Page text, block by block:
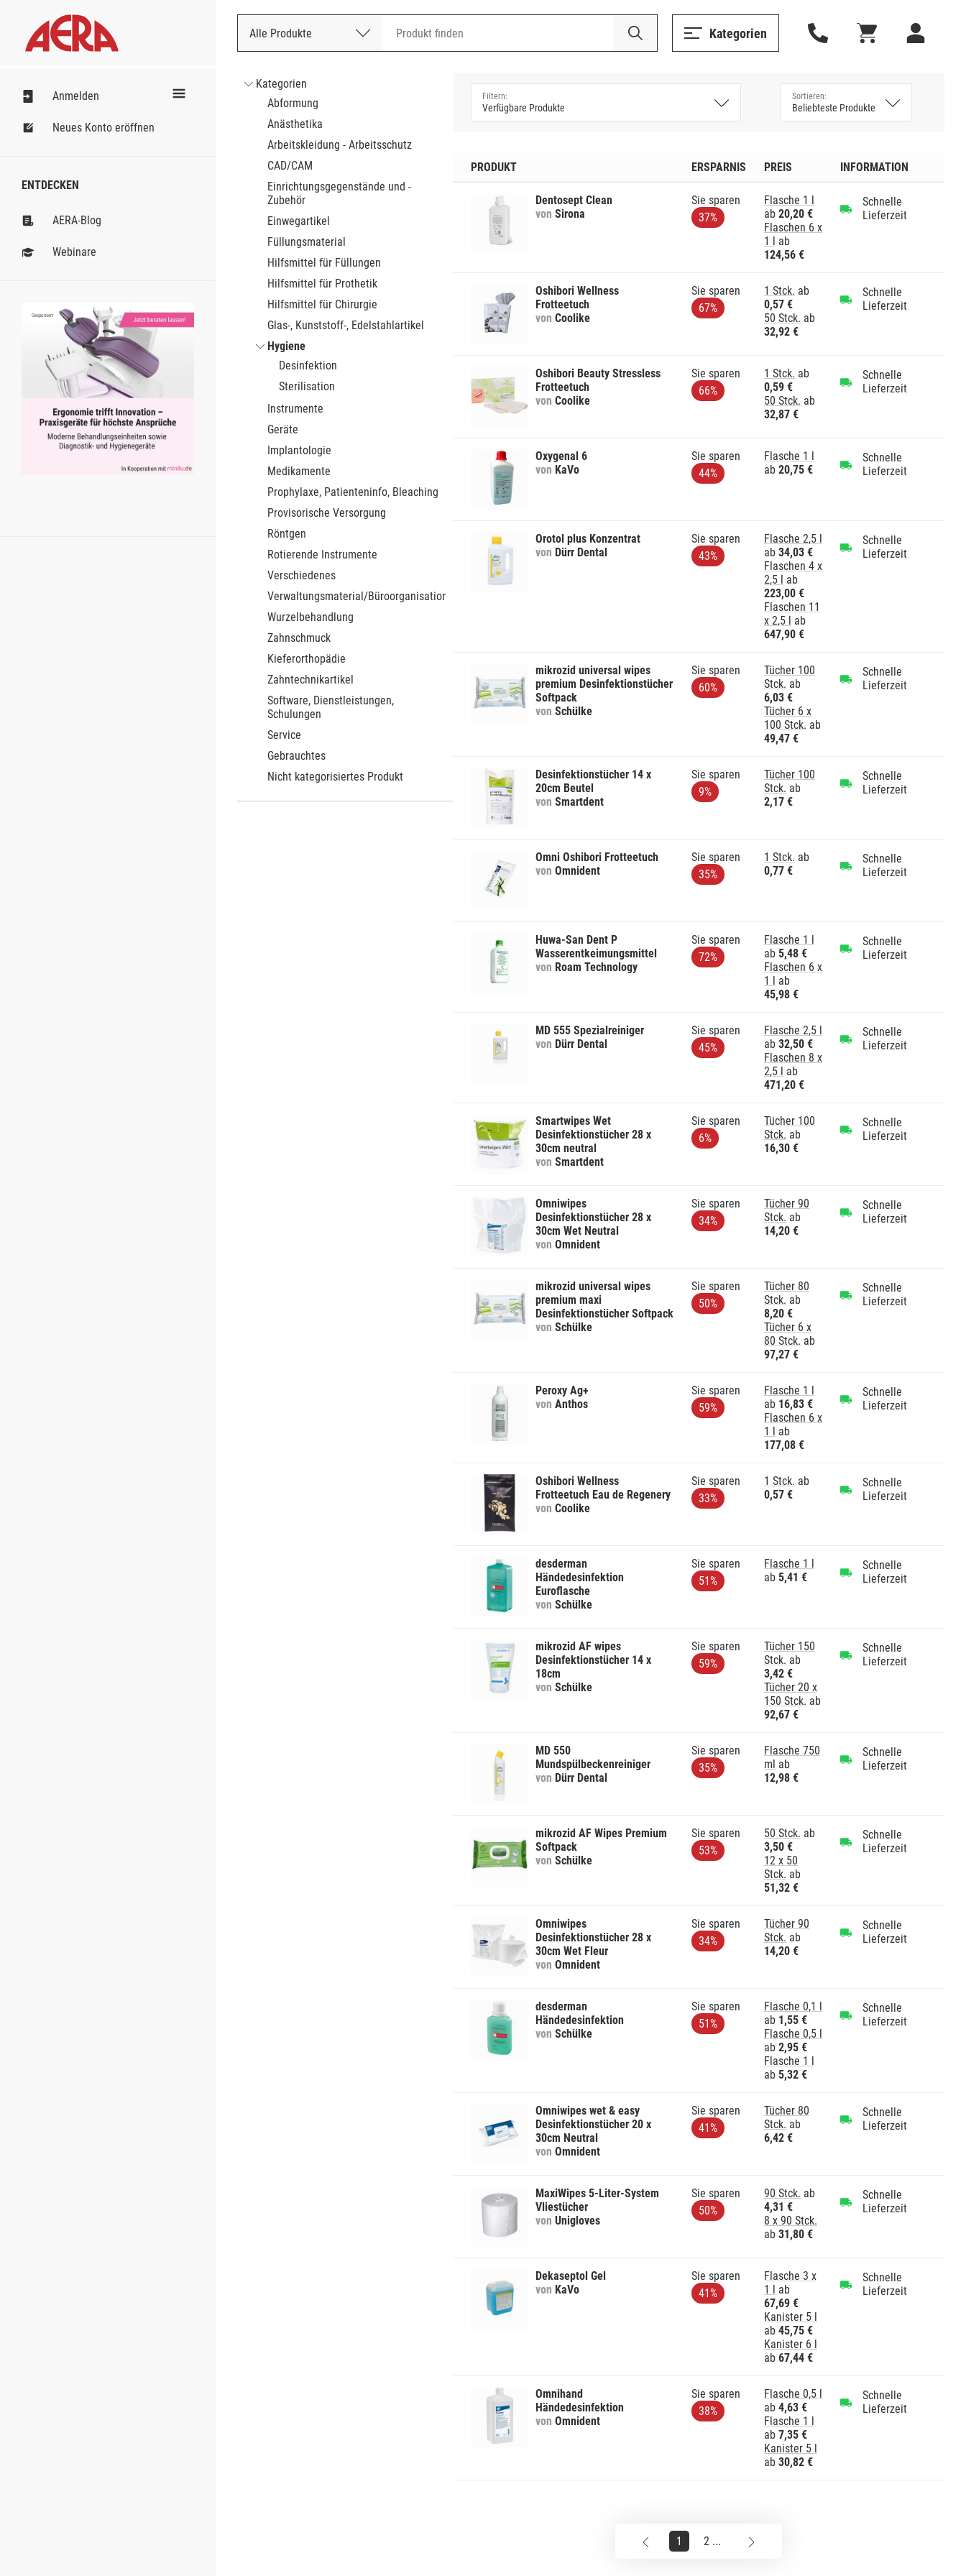
Alle Produkte
Nach Bestellnummer Kategorien
Anmelden
Neues Konto eröffnen
ENTDECKEN
AERA-Blog
Webinare
Gesponsert
Kategorien
Abformung
Anästhetika
Arbeitskleidung - Arbeitsschutz
CAD/CAM
Einrichtungsgegenstände und -
Zubehör
Einwegartikel
Füllungsmaterial
Hilfsmittel für Füllungen
Hilfsmittel für Prothetik
Hilfsmittel für Chirurgie
Glas-, Kunststoff-, Edelstahlartikel
Hygiene
Desinfektion
Sterilisation
Instrumente
Geräte
Implantologie
Medikamente
Prophylaxe, Patienteninfo, Bleaching
Provisorische Versorgung
Röntgen
Rotierende Instrumente
Verschiedenes
Verwaltungsmaterial/Büroorganisation
Wurzelbehandlung
Zahnschmuck
Kieferorthopädie
Zahntechnikartikel
Software, Dienstleistungen,
Schulungen
Service
Gebrauchtes
Nicht kategorisiertes Produkt
PRODUKT ERSPARNIS PREIS INFORMATION
Dentosept Clean
von Sirona
Sie sparen
37%
Flasche 1 l
ab 20,20 €
Flaschen 6 x
1 l ab
124,56 €
Schnelle
Lieferzeit
Oshibori Wellness
Frotteetuch
von Coolike
Sie sparen
67%
1 Stck. ab
0,57 €
50 Stck. ab
32,92 €
Schnelle
Lieferzeit
Oshibori Beauty Stressless
Frotteetuch
von Coolike
Sie sparen
66%
1 Stck. ab
0,59 €
50 Stck. ab
32,87 €
Schnelle
Lieferzeit
Oxygenal 6
von KaVo
Sie sparen
44%
Flasche 1 l
ab 20,75 €
Schnelle
Lieferzeit
Orotol plus Konzentrat
von Dürr Dental
Sie sparen
43%
Flasche 2,5 l
ab 34,03 €
Flaschen 4 x
2,5 l ab
223,00 €
Flaschen 11
x 2,5 l ab
647,90 €
Schnelle
Lieferzeit
mikrozid universal wipes
premium Desinfektionstücher
Softpack
von Schülke
Sie sparen
60%
Tücher 100
Stck. ab
6,03 €
Tücher 6 x
100 Stck. ab
49,47 €
Schnelle
Lieferzeit
Desinfektionstücher 14 x
20cm Beutel
von Smartdent
Sie sparen
9%
Tücher 100
Stck. ab
2,17 €
Schnelle
Lieferzeit
Omni Oshibori Frotteetuch
von Omnident
Sie sparen
35%
1 Stck. ab
0,77 €
Schnelle
Lieferzeit
Huwa-San Dent P
Wasserentkeimungsmittel
von Roam Technology
Sie sparen
72%
Flasche 1 l
ab 5,48 €
Flaschen 6 x
1 l ab
45,98 €
Schnelle
Lieferzeit
MD 555 Spezialreiniger
von Dürr Dental
Sie sparen
45%
Flasche 2,5 l
ab 32,50 €
Flaschen 8 x
2,5 l ab
471,20 €
Schnelle
Lieferzeit
Smartwipes Wet
Desinfektionstücher 28 x
30cm neutral
von Smartdent
Sie sparen
6%
Tücher 100
Stck. ab
16,30 €
Schnelle
Lieferzeit
Omniwipes
Desinfektionstücher 28 x
30cm Wet Neutral
von Omnident
Sie sparen
34%
Tücher 90
Stck. ab
14,20 €
Schnelle
Lieferzeit
mikrozid universal wipes
premium maxi
Desinfektionstücher Softpack
von Schülke
Sie sparen
50%
Tücher 80
Stck. ab
8,20 €
Tücher 6 x
80 Stck. ab
97,27 €
Schnelle
Lieferzeit
Peroxy Ag+
von Anthos
Sie sparen
59%
Flasche 1 l
ab 16,83 €
Flaschen 6 x
1 l ab
177,08 €
Schnelle
Lieferzeit
Oshibori Wellness
Frotteetuch Eau de Regenery
von Coolike
Sie sparen
33%
1 Stck. ab
0,57 €
Schnelle
Lieferzeit
desderman
Händedesinfektion
Euroflasche
von Schülke
Sie sparen
51%
Flasche 1 l
ab 5,41 €
Schnelle
Lieferzeit
mikrozid AF wipes
Desinfektionstücher 14 x
18cm
von Schülke
Sie sparen
59%
Tücher 150
Stck. ab
3,42 €
Tücher 20 x
150 Stck. ab
92,67 €
Schnelle
Lieferzeit
MD 550
Mundspülbeckenreiniger
von Dürr Dental
Sie sparen
35%
Flasche 750
ml ab
12,98 €
Schnelle
Lieferzeit
mikrozid AF Wipes Premium
Softpack
von Schülke
Sie sparen
53%
50 Stck. ab
3,50 €
12 x 50
Stck. ab
51,32 €
Schnelle
Lieferzeit
Omniwipes
Desinfektionstücher 28 x
30cm Wet Fleur
von Omnident
Sie sparen
34%
Tücher 90
Stck. ab
14,20 €
Schnelle
Lieferzeit
desderman
Händedesinfektion
von Schülke
Sie sparen
51%
Flasche 0,1 l
ab 1,55 €
Flasche 0,5 l
ab 2,95 €
Flasche 1 l
ab 5,32 €
Schnelle
Lieferzeit
Omniwipes wet & easy
Desinfektionstücher 20 x
30cm Neutral
von Omnident
Sie sparen
41%
Tücher 80
Stck. ab
6,42 €
Schnelle
Lieferzeit
MaxiWipes 5-Liter-System
Vliestücher
von Unigloves
Sie sparen
50%
90 Stck. ab
4,31 €
8 x 90 Stck.
ab 31,80 €
Schnelle
Lieferzeit
Dekaseptol Gel
von KaVo
Sie sparen
41%
Flasche 3 x
1 l ab
67,69 €
Kanister 5 l
ab 45,75 €
Kanister 6 l
ab 67,44 €
Schnelle
Lieferzeit
Omnihand
Händedesinfektion
von Omnident
Sie sparen
38%
Flasche 0,5 l
ab 4,63 €
Flasche 1 l
ab 7,35 €
Kanister 5 l
ab 30,82 €
Schnelle
Lieferzeit
1 2 ...